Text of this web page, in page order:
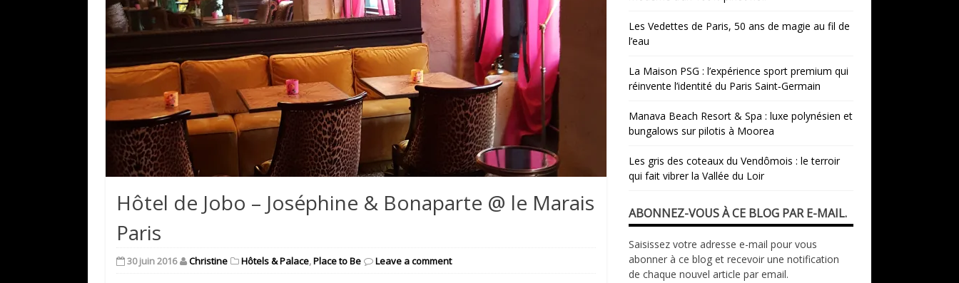
Hôtel de Jobo – Joséphine & Bonaparte @ le Marais
Paris
30 juin 2016 Christine Hôtels & Palace,Place to Be Leave a comment
Les Vedettes de Paris, 50 ans de magie au fil de
l’eau
La Maison PSG : l’expérience sport premium qui
réinvente l’identité du Paris Saint‑Germain
Manava Beach Resort & Spa : luxe polynésien et
bungalows sur pilotis à Moorea
Les gris des coteaux du Vendômois : le terroir
qui fait vibrer la Vallée du Loir
ABONNEZ-VOUS À CE BLOG PAR E-MAIL.
Saisissez votre adresse e-mail pour vous
abonner à ce blog et recevoir une notification
de chaque nouvel article par email.